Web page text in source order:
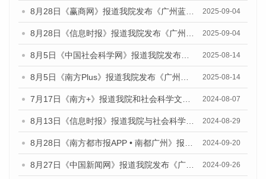
2025-09-04
2025-09-04
2025-08-14
2025-08-14
2024-08-07
2024-08-29
2024-09-20
2024-09-26